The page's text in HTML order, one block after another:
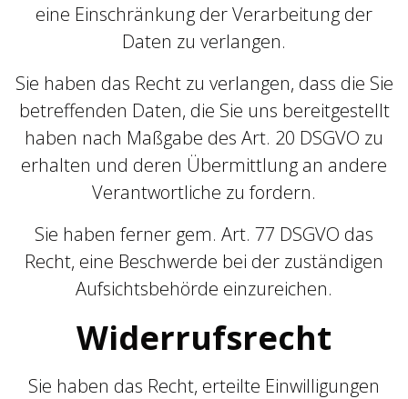
eine Einschränkung der Verarbeitung der
Daten zu verlangen.
Sie haben das Recht zu verlangen, dass die Sie
betreffenden Daten, die Sie uns bereitgestellt
haben nach Maßgabe des Art. 20 DSGVO zu
erhalten und deren Übermittlung an andere
Verantwortliche zu fordern.
Sie haben ferner gem. Art. 77 DSGVO das
Recht, eine Beschwerde bei der zuständigen
Aufsichtsbehörde einzureichen.
Widerrufsrecht
Sie haben das Recht, erteilte Einwilligungen